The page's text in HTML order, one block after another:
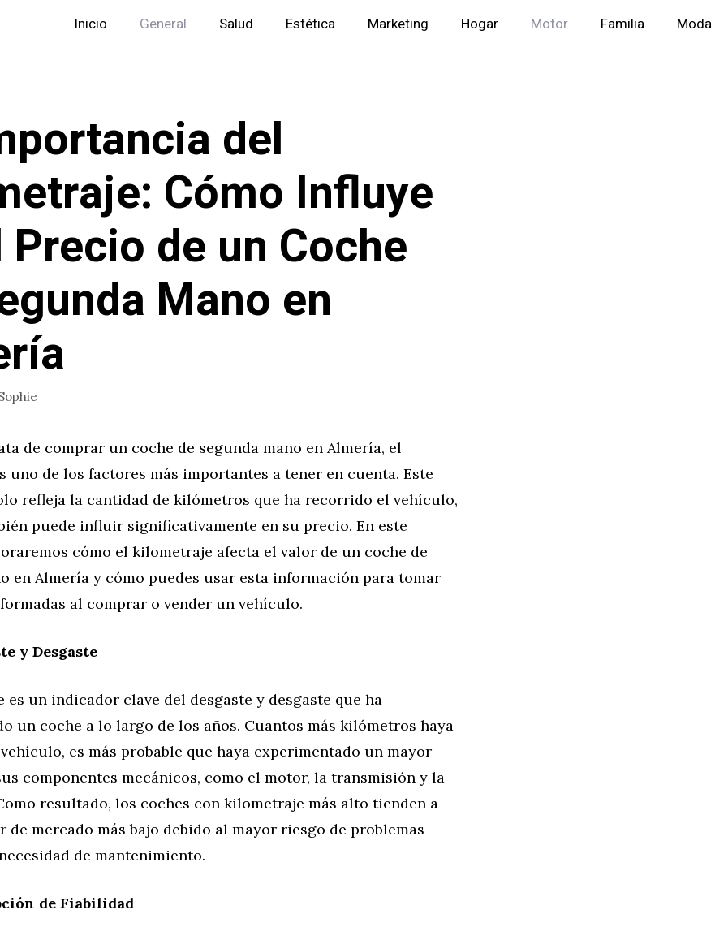
Inicio General Salud Estética Marketing Hogar Motor Familia Moda
del
Cómo Influye
Precio de un Coche
Mano en
de comprar un coche de segunda mano en Almería, el
uno de los factores más importantes a tener en cuenta. Este
refleja la cantidad de kilómetros que ha recorrido el vehículo,
puede influir significativamente en su precio. En este
cómo el kilometraje afecta el valor de un coche de
en Almería y cómo puedes usar esta información para tomar
al comprar o vender un vehículo.
y Desgaste
es un indicador clave del desgaste y desgaste que ha
un coche a lo largo de los años. Cuantos más kilómetros haya
es más probable que haya experimentado un mayor
componentes mecánicos, como el motor, la transmisión y la
resultado, los coches con kilometraje más alto tienden a
de mercado más bajo debido al mayor riesgo de problemas
de mantenimiento.
de Fiabilidad